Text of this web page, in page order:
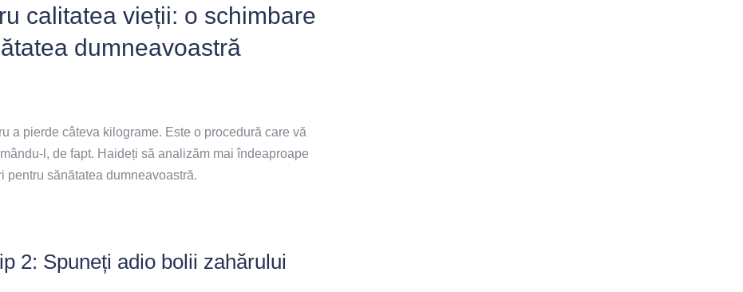
calitatea vieții: o schimbare
dumneavoastră
a pierde câteva kilograme. Este o procedură care vă
l, de fapt. Haideți să analizăm mai îndeaproape
pentru sănătatea dumneavoastră.
2: Spuneți adio bolii zahărului